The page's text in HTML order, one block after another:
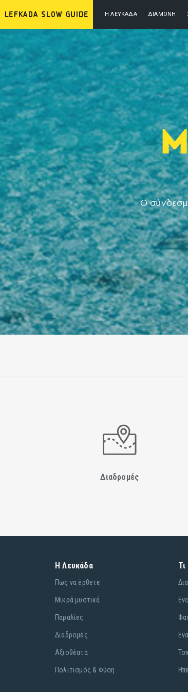
Η ΛΕΥΚΆΔΑ ΔΙΑΜΟΝΉ
Ο
Διαδρομές
Η Λευκάδα
Πως να έρθετε
Μικρά μυστικά
Παραλίες
Διαδρομές
Αξιοθέατα
Πολιτισμός & Φύση